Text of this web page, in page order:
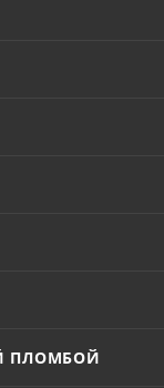
ПЛОМБОЙ